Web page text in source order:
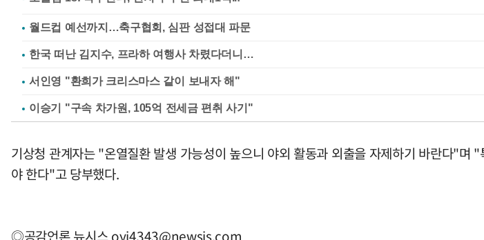
월드컵 예선까지…축구협회, 심판 성접대 파문
한국 떠난 김지수, 프라하 여행사 차렸다더니…
서인영 "환희가 크리스마스 같이 보내자 해"
이승기 "구속 차가원, 105억 전세금 편취 사기"
기상청 관계자는 "온열질환 발생 가능성이 높으니 야외 활동과 외출을 자제하기 바란다"
야 한다"고 당부했다.
◎공감언론 뉴시스 oyj4343@newsis.com